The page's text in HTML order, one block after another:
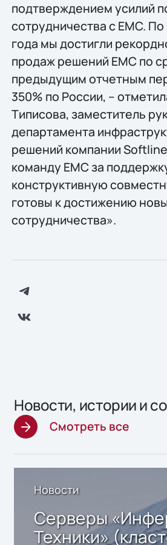
подтверждением усилий
сотрудничества с EMC. По
года мы достигли
продаж решений EMC по
предыдущим отчетным
350% по России, –
Типисова, заместитель
департамента
решений компании
команду EMC за
конструктивную
готовы к достижению
сотрудничества».
Новости, истории и
Смотреть все
Новости
Серверы
Техники»